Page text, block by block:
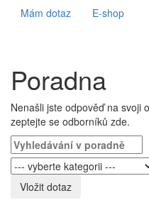
Mám dotaz E-shop
Poradna
Nenašli jste odpověď na svoji
zeptejte se odborníků zde.
Vložit dotaz